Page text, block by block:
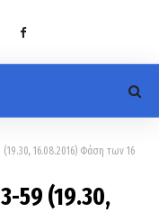
16.08.2016) Φάση των 16
59 (19.30,